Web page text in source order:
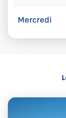
Mercredi